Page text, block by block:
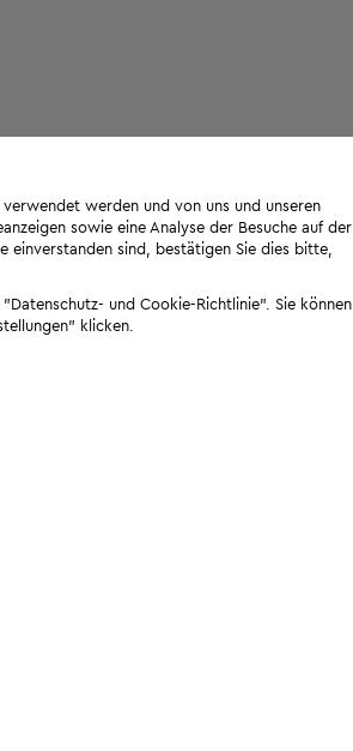
werden und von uns und unseren
sowie eine Analyse der Besuche auf der
einverstanden sind, bestätigen Sie dies bitte,
und Cookie-Richtlinie". Sie können
klicken.